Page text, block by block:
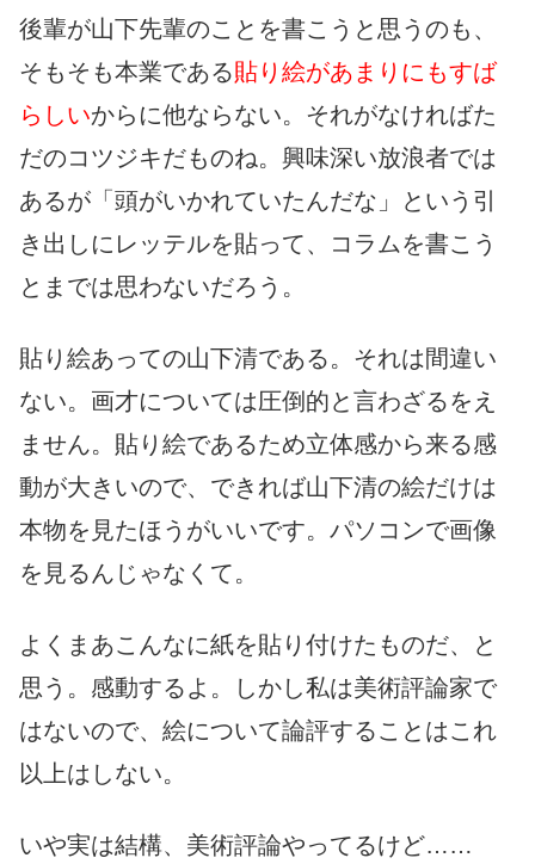
後輩が山下先輩のことを書こうと思うのも、
そもそも本業である貼り絵があまりにもすば
らしいからに他ならない。それがなければた
だのコツジキだものね。興味深い放浪者では
あるが「頭がいかれていたんだな」という引
き出しにレッテルを貼って、コラムを書こう
とまでは思わないだろう。
貼り絵あっての山下清である。それは間違い
ない。画才については圧倒的と言わざるをえ
ません。貼り絵であるため立体感から来る感
動が大きいので、できれば山下清の絵だけは
本物を見たほうがいいです。パソコンで画像
を見るんじゃなくて。
よくまあこんなに紙を貼り付けたものだ、と
思う。感動するよ。しかし私は美術評論家で
はないので、絵について論評することはこれ
以上はしない。
いや実は結構、美術評論やってるけど……